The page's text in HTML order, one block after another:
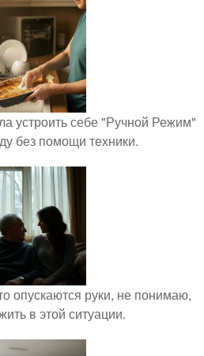
устроить себе "Ручной Режим"
без помощи техники.
опускаются руки, не понимаю,
в этой ситуации.